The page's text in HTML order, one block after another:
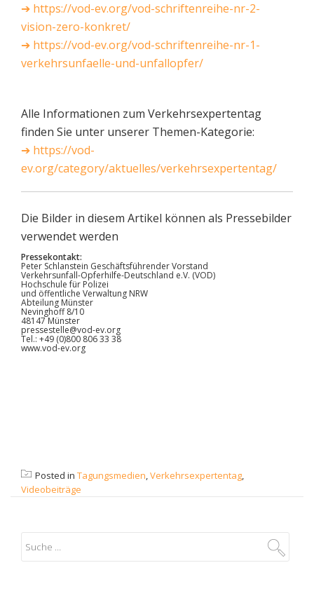
➔ https://vod-ev.org/vod-schriftenreihe-nr-2-
vision-zero-konkret/
➔ https://vod-ev.org/vod-schriftenreihe-nr-1-
verkehrsunfaelle-und-unfallopfer/
Alle Informationen zum Verkehrsexpertentag
finden Sie unter unserer Themen-Kategorie:
➔ https://vod-
ev.org/category/aktuelles/verkehrsexpertentag/
Die Bilder in diesem Artikel können als Pressebilder
verwendet werden
Pressekontakt:
Peter Schlanstein Geschäftsführender Vorstand
Verkehrsunfall-Opferhilfe-Deutschland e.V. (VOD)
Hochschule für Polizei
und öffentliche Verwaltung NRW
Abteilung Münster
Nevinghoff 8/10
48147 Münster
pressestelle@vod-ev.org
Tel.: +49 (0)800 806 33 38
www.vod-ev.org
Posted in Tagungsmedien,Verkehrsexpertentag,
Videobeiträge